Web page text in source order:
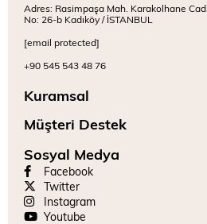
Adres: Rasimpaşa Mah. Karakolhane Cad.
No: 26-b Kadıköy / İSTANBUL
[email protected]
+90 545 543 48 76
Kuramsal
Müşteri Destek
Sosyal Medya
Facebook
Twitter
Instagram
Youtube